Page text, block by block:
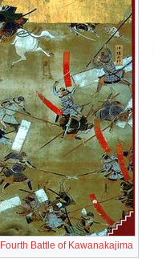
Fourth Battle of Kawanakajima